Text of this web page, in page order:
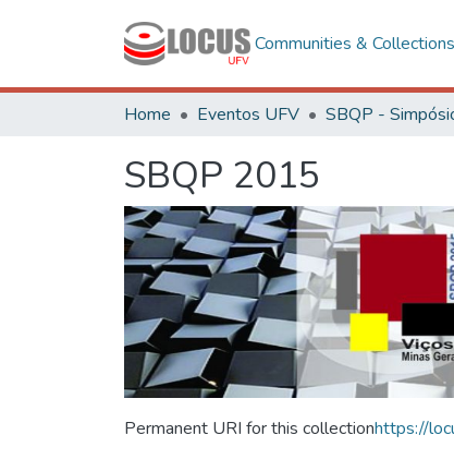
Communities & Collections
Home Eventos UFV
SBQP 2015
Permanent URI for this collectionhttps://